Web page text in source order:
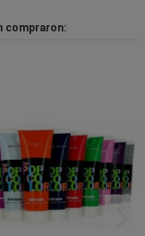
compraron: